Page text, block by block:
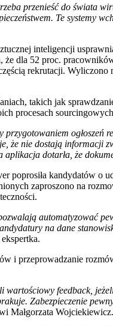
przenieść do świata
Te systemy
inteligencji
dla 52 proc.
rekrutacji.
takich jak
procesach
że nie dostają informacji
dotarła, że
poprosiła kandydatów
zaproszono na
automatyzować
na dane
i przeprowadzanie
feedback,
Zabezpieczenie
Małgorzata Wojciekiewicz.